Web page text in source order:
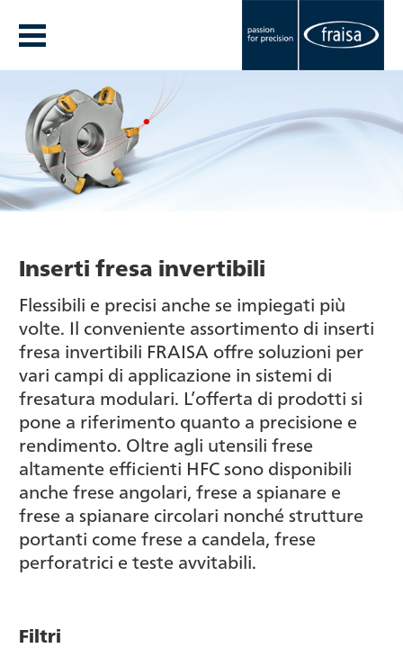
Inserti fresa invertibili
Flessibili e precisi anche se impiegati più
volte. Il conveniente assortimento di inserti
fresa invertibili FRAISA offre soluzioni per
vari campi di applicazione in sistemi di
fresatura modulari. L’offerta di prodotti si
pone a riferimento quanto a precisione e
rendimento. Oltre agli utensili frese
altamente efficienti HFC sono disponibili
anche frese angolari, frese a spianare e
frese a spianare circolari nonché strutture
portanti come frese a candela, frese
perforatrici e teste avvitabili.
Filtri